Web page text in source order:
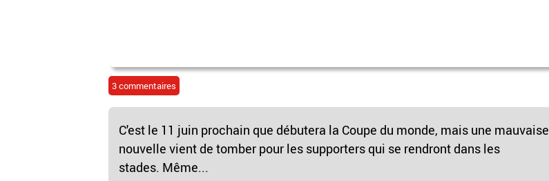
3 commentaires
C'est le 11 juin prochain que débutera la Coupe du monde, mais une mauvaise
nouvelle vient de tomber pour les supporters qui se rendront dans les
stades. Même...